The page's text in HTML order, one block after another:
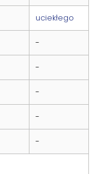
uciekłego
-
-
-
-
-